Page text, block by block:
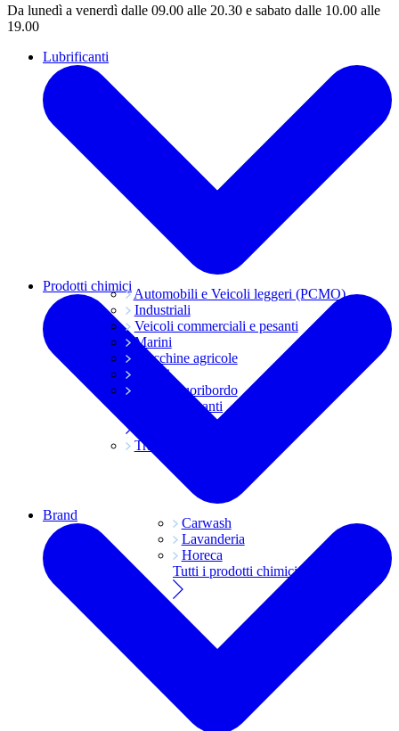
Da lunedì a venerdì dalle 09.00 alle 20.30 e sabato dalle 10.00 alle
19.00
Lubrificanti
Automobili e Veicoli leggeri (PCMO)
Industriali
Veicoli commerciali e pesanti
Marini
Macchine agricole
Grassi
Moto e fuoribordo
Tutti i lubrificanti
Trasmissioni
Prodotti chimici
Carwash
Lavanderia
Horeca
Tutti i prodotti chimici
Brand